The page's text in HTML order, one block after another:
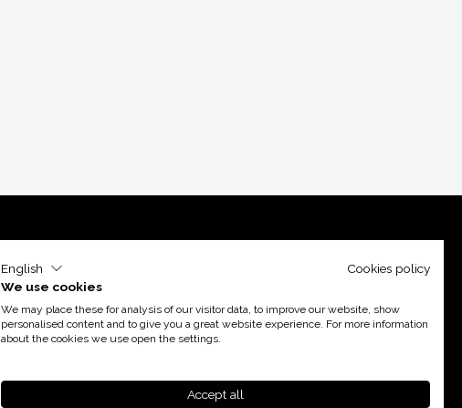
English
Cookies policy
We use cookies
We may place these for analysis of our visitor data, to improve our website, show
personalised content and to give you a great website experience. For more information
about the cookies we use open the settings.
Accept all